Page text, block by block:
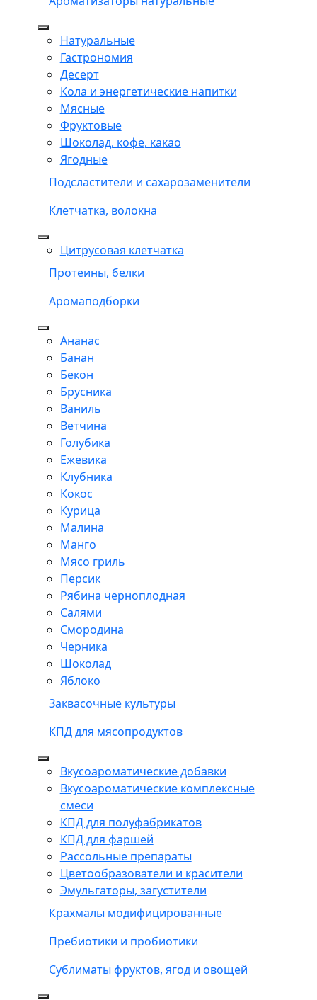
Натуральные
Гастрономия
Десерт
Кола и энергетические напитки
Мясные
Фруктовые
Шоколад, кофе, какао
Ягодные
Подсластители и сахарозаменители
Клетчатка, волокна
Цитрусовая клетчатка
Протеины, белки
Аромаподборки
Ананас
Банан
Бекон
Брусника
Ваниль
Ветчина
Голубика
Ежевика
Клубника
Кокос
Курица
Малина
Манго
Мясо гриль
Персик
Рябина черноплодная
Салями
Смородина
Черника
Шоколад
Яблоко
Заквасочные культуры
КПД для мясопродуктов
Вкусоароматические добавки
Вкусоароматические комплексные
смеси
КПД для полуфабрикатов
КПД для фаршей
Рассольные препараты
Цветообразователи и красители
Эмульгаторы, загустители
Крахмалы модифицированные
Пребиотики и пробиотики
Сублиматы фруктов, ягод и овощей